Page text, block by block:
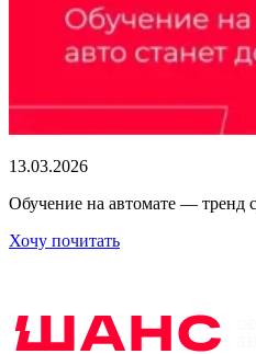
13.03.2026
Обучение на автомате — тренд
Хочу почитать